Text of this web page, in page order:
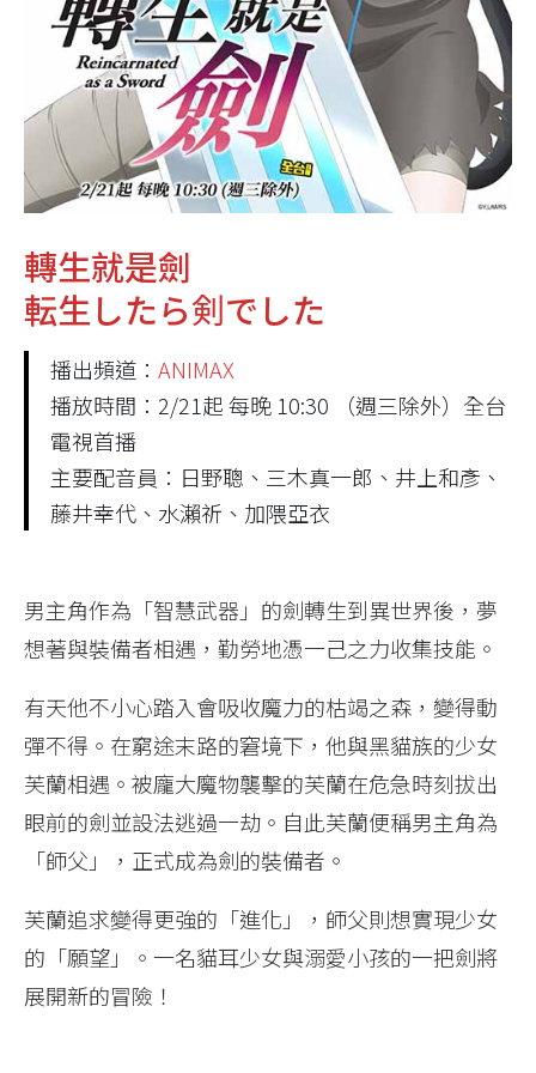
轉生就是劍
転生したら剣でした
播出頻道： ANIMAX
播放時間：2/21起 每晚 10:30 （週三除外）全台
電視首播
主要配音員：日野聰、三木真一郎、井上和彥、
藤井幸代、水瀨祈、加隈亞衣
男主角作為「智慧武器」的劍轉生到異世界後，夢
想著與裝備者相遇，勤勞地憑一己之力收集技能。
有天他不小心踏入會吸收魔力的枯竭之森，變得動
彈不得。在窮途末路的窘境下，他與黑貓族的少女
芙蘭相遇。被龐大魔物襲擊的芙蘭在危急時刻拔出
眼前的劍並設法逃過一劫。自此芙蘭便稱男主角為
「師父」，正式成為劍的裝備者。
芙蘭追求變得更強的「進化」，師父則想實現少女
的「願望」。一名貓耳少女與溺愛小孩的一把劍將
展開新的冒險！